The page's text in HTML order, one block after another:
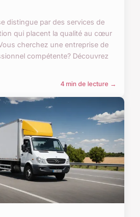
distingue par des services de
qui placent la qualité au cœur
cherchez une entreprise de
compétente? Découvrez
4 min de lecture →